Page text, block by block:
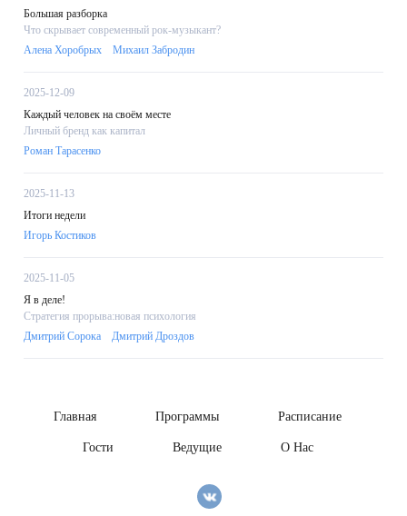
Большая разборка
Что скрывает современный рок-музыкант?
Алена Хоробрых
Михаил Забродин
2025-12-09
Каждый человек на своём месте
Личный бренд как капитал
Роман Тарасенко
2025-11-13
Итоги недели
Игорь Костиков
2025-11-05
Я в деле!
Стратегия прорыва:новая психология
Дмитрий Сорока
Дмитрий Дроздов
Главная Программы Расписание
Гости Ведущие О Нас